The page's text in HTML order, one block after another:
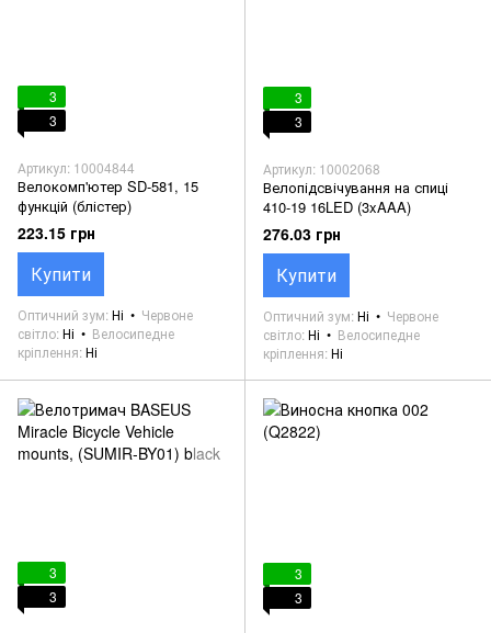
3
3
Артикул: 10004844
Велокомп'ютер SD-581, 15
функцій (блістер)
223.15 грн
Купити
Оптичний зум Ні
Червоне
світло Ні
Велосипедне
кріплення Ні
3
3
Артикул: 10002068
Велопідсвічування на спиці
410-19 16LED (3xAAA)
276.03 грн
Купити
Оптичний зум Ні
Червоне
світло Ні
Велосипедне
кріплення Ні
3
3
3
3